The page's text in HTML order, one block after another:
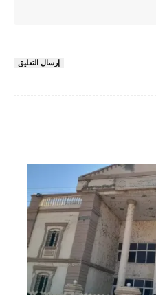
إرسال التعليق